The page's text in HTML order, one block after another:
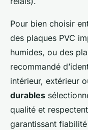
Pour bien choisir
des plaques PVC
humides, ou des
recommandé
intérieur, extérieur
durables
qualité et
garantissant